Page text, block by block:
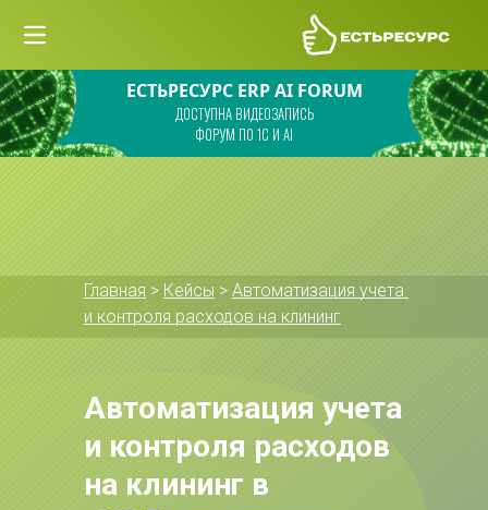
ЕСТЬРЕСУРС ERP AI FORUM
ФОРУМ ПО 1С И AI
ДОСТУПНА ВИДЕОЗАПИСЬ
Автоматизация учета
и контроля расходов
на клининг в
Главная > Кейсы > Автоматизация учета
и контроля расходов на клининг